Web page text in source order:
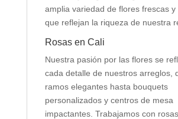
amplia variedad de flores frescas y
que reflejan la riqueza de nuestra
Rosas en Cali
Nuestra pasión por las flores se
cada detalle de nuestros arreglos,
ramos elegantes hasta bouquets
personalizados y centros de mesa
impactantes. Trabajamos con